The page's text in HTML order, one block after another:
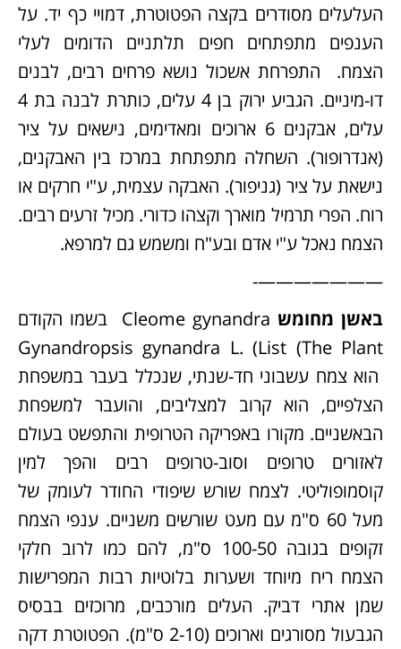
העלעלים מסודרים בקצה הפטוטרת, דמויי כף יד. על
הענפים מתפתחים חפים תלתניים הדומים לעלי
הצמח. התפרחת אשכול נושא פרחים רבים, לבנים
דו-מיניים. הגביע ירוק בן 4 עלים, כותרת לבנה בת 4
עלים, אבקנים 6 ארוכים ומאדימים, נישאים על ציר
(אנדרופור). השחלה מתפתחת במרכז בין האבקנים,
נישאת על ציר (גניפור). האבקה עצמית, ע"י חרקים או
רוח. הפרי תרמיל מוארך וקצהו כדורי. מכיל זרעים רבים.
הצמח נאכל ע"י אדם ובע"ח ומשמש גם למרפא.
———————-
באשן מחומש
בשמו הקודם
Gynandropsis gynandra L. (List (The Plant
הוא צמח עשבוני חד-שנתי, שנכלל בעבר במשפחת
הצלפיים, הוא קרוב למצליבים, והועבר למשפחת
הבאשניים. מקורו באפריקה הטרופית והתפשט בעולם
לאזורים טרופים וסוב-טרופים רבים והפך למין
קוסמופוליטי. לצמח שורש שיפודי החודר לעומק של
מעל 60 ס"מ עם מעט שורשים משניים. ענפי הצמח
זקופים בגובה 100-50 ס"מ, להם כמו לרוב חלקי
הצמח ריח מיוחד ושערות בלוטיות רבות המפרישות
שמן אתרי דביק. העלים מורכבים, מרוכזים בבסיס
הגבעול מסורגים וארוכים (2-10 ס"מ). הפטוטרת דקה